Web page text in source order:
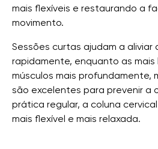
mais flexíveis e restaurando a
movimento.
Sessões curtas ajudam a aliviar
rapidamente, enquanto as
músculos mais profundamente,
são excelentes para prevenir a
prática regular, a coluna
mais flexível e mais relaxada.